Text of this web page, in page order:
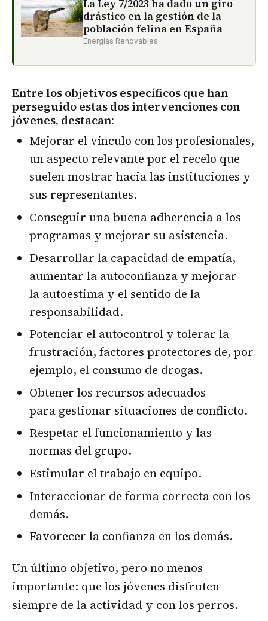
La Ley 7/2023 ha dado un giro
drástico en la gestión de la
población felina en España
Energías Renovables
Entre los objetivos específicos que han
perseguido estas dos intervenciones con
jóvenes, destacan:
Mejorar el vínculo con los profesionales,
un aspecto relevante por el recelo que
suelen mostrar hacia las instituciones y
sus representantes.
Conseguir una buena adherencia a los
programas y mejorar su asistencia.
Desarrollar la capacidad de empatía,
aumentar la autoconfianza y mejorar
la autoestima y el sentido de la
responsabilidad.
Potenciar el autocontrol y tolerar la
frustración, factores protectores de, por
ejemplo, el consumo de drogas.
Obtener los recursos adecuados
para gestionar situaciones de conflicto.
Respetar el funcionamiento y las
normas del grupo.
Estimular el trabajo en equipo.
Interaccionar de forma correcta con los
demás.
Favorecer la confianza en los demás.
Un último objetivo, pero no menos
importante: que los jóvenes disfruten
siempre de la actividad y con los perros.